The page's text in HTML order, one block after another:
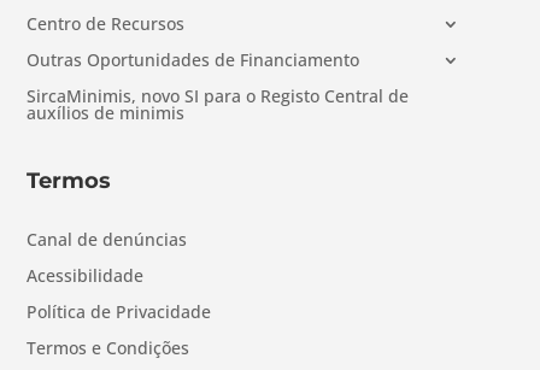
Centro de Recursos
Outras Oportunidades de Financiamento
SircaMinimis, novo SI para o Registo Central de
auxílios de minimis
Termos
Canal de denúncias
Acessibilidade
Política de Privacidade
Termos e Condições